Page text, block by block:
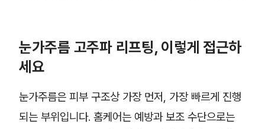
눈가주름 고주파 리프팅, 이렇게 접근하
세요
눈가주름은 피부 구조상 가장 먼저, 가장 빠르게 진행
되는 부위입니다. 홈케어는 예방과 보조 수단으로는